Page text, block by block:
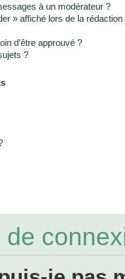
à un modérateur ?
» affiché lors de la rédaction
d’être approuvé ?
?